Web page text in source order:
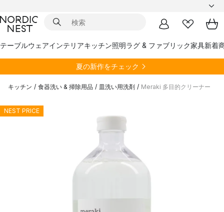
テーブルウェアインテリアキッチン照明ラグ & ファブリック家具新着
夏の新作をチェック
キッチン / 食器洗い & 掃除用品 / 皿洗い用洗剤 / Meraki 多目的クリーナー
NEST PRICE